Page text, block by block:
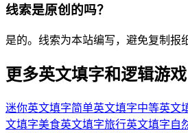
线索是原创的吗？
是的。线索为本站编写，避免复制报
更多英文填字和逻辑游戏
迷你英文填字简单英文填字中等英文
文填字美食英文填字旅行英文填字自